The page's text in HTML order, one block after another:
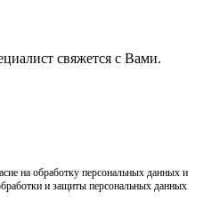
свяжется с Вами.
на обработку персональных данных и
и защиты персональных данных